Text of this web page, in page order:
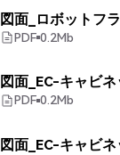
図面_ロボットフ
PDF 0.2Mb
図面_EC-キャビ
PDF 0.2Mb
図面_EC-キャビ